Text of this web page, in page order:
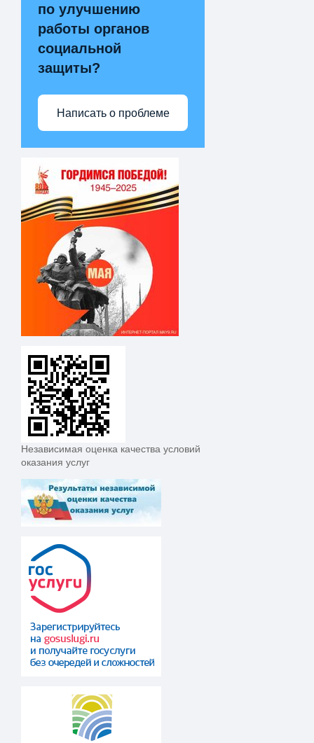
по улучшению
работы органов
социальной
защиты?
Написать о проблеме
Независимая оценка качества условий
оказания услуг